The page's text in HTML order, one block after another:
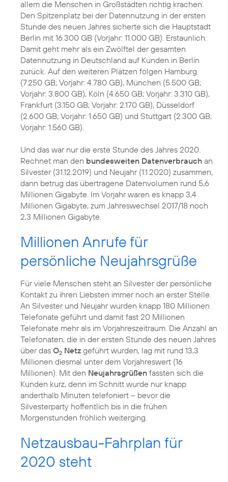
allem die Menschen in Großstädten richtig krachen.
Den Spitzenplatz bei der Datennutzung in der ersten
Stunde des neuen Jahres sicherte sich die Hauptstadt
Berlin mit 16.300 GB (Vorjahr: 11.000 GB). Erstaunlich:
Damit geht mehr als ein Zwölftel der gesamten
Datennutzung in Deutschland auf Kunden in Berlin
zurück. Auf den weiteren Plätzen folgen Hamburg
(7.250 GB; Vorjahr: 4.780 GB), München (5.500 GB;
Vorjahr: 3.800 GB), Köln (4.650 GB; Vorjahr: 3.310 GB),
Frankfurt (3.150 GB; Vorjahr: 2.170 GB), Düsseldorf
(2.600 GB; Vorjahr: 1.650 GB) und Stuttgart (2.300 GB;
Vorjahr: 1.560 GB).
Und das war nur die erste Stunde des Jahres 2020.
Rechnet man den bundesweiten Datenverbrauch an
Silvester (31.12.2019) und Neujahr (1.1.2020) zusammen,
dann betrug das übertragene Datenvolumen rund 5,6
Millionen Gigabyte. Im Vorjahr waren es knapp 3,4
Millionen Gigabyte, zum Jahreswechsel 2017/18 noch
2,3 Millionen Gigabyte.
Millionen Anrufe für
persönliche Neujahrsgrüße
Für viele Menschen steht an Silvester der persönliche
Kontakt zu ihren Liebsten immer noch an erster Stelle.
An Silvester und Neujahr wurden knapp 180 Millionen
Telefonate geführt und damit fast 20 Millionen
Telefonate mehr als im Vorjahreszeitraum. Die Anzahl an
Telefonaten, die in der ersten Stunde des neuen Jahres
über das O2 Netz geführt wurden, lag mit rund 13,3
Millionen diesmal unter dem Vorjahreswert (16
Millionen). Mit den Neujahrsgrüßen fassten sich die
Kunden kurz, denn im Schnitt wurde nur knapp
anderthalb Minuten telefoniert – bevor die
Silvesterparty hoffentlich bis in die frühen
Morgenstunden fröhlich weiterging.
Netzausbau-Fahrplan für
2020 steht